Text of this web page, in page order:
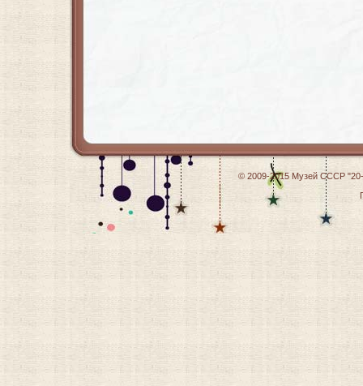
© 2009-2015 Музей СССР